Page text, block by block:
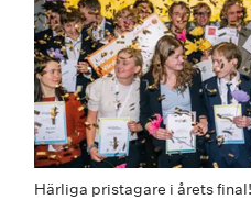
Härliga pristagare i årets